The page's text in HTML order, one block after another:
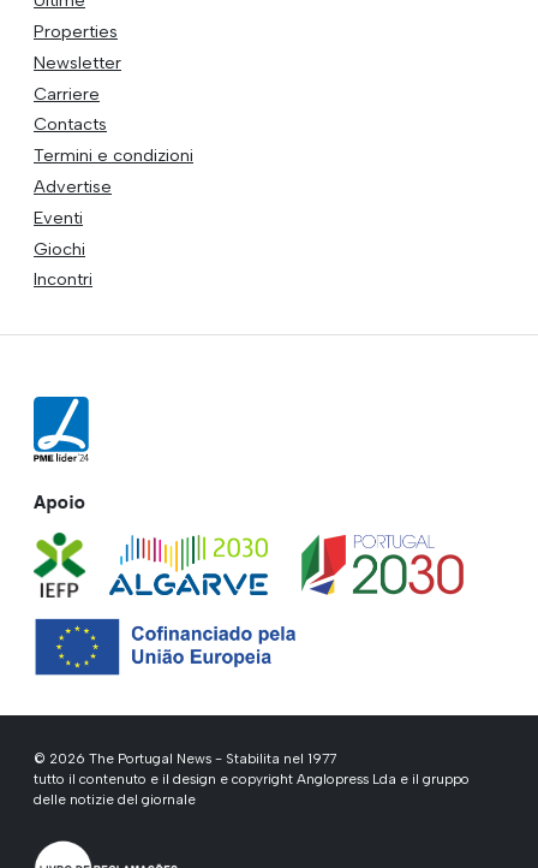
Properties
Newsletter
Carriere
Contacts
Termini e condizioni
Advertise
Eventi
Giochi
Incontri
Apoio
© 2026 The Portugal News - Stabilita nel 1977
tutto il contenuto e il design e copyright Anglopress Lda e il gruppo
delle notizie del giornale